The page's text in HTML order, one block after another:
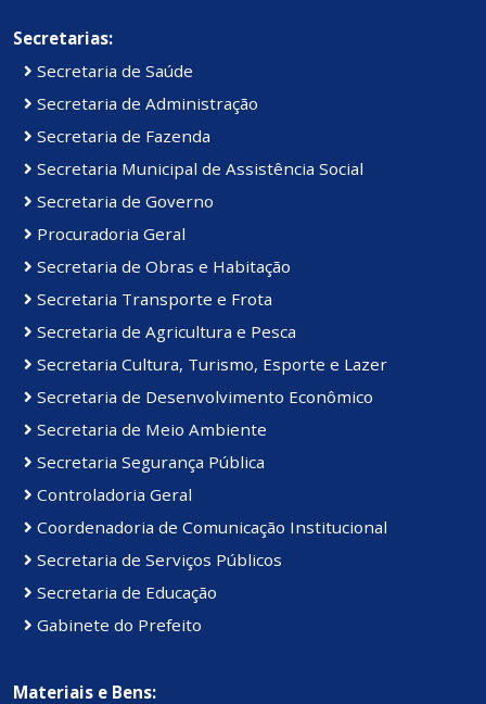
Secretarias:
Secretaria de Saúde
Secretaria de Administração
Secretaria de Fazenda
Secretaria Municipal de Assistência Social
Secretaria de Governo
Procuradoria Geral
Secretaria de Obras e Habitação
Secretaria Transporte e Frota
Secretaria de Agricultura e Pesca
Secretaria Cultura, Turismo, Esporte e Lazer
Secretaria de Desenvolvimento Econômico
Secretaria de Meio Ambiente
Secretaria Segurança Pública
Controladoria Geral
Coordenadoria de Comunicação Institucional
Secretaria de Serviços Públicos
Secretaria de Educação
Gabinete do Prefeito
Materiais e Bens: